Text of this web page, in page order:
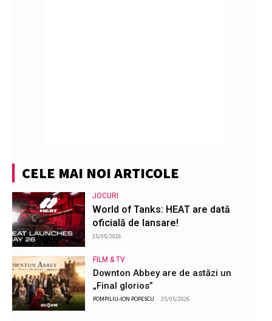
CELE MAI NOI ARTICOLE
JOCURI
World of Tanks: HEAT are dată
oficială de lansare!
25/05/2026
FILM & TV
Downton Abbey are de astăzi un
„Final glorios”
POMPILIU-ION POPESCU - 25/05/2026